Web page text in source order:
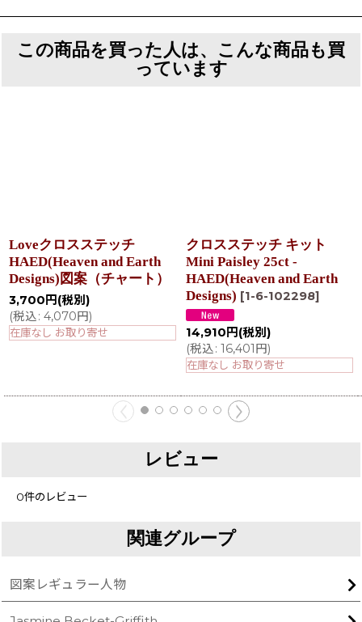
この商品を買った人は、こんな商品も買
っています
Loveクロスステッチ
HAED(Heaven and Earth
Designs)図案（チャート）
3,700 円 (税別)
(税込: 4,070円)
在庫なし お取り寄せ
クロスステッチ キット
Mini Paisley 25ct -
HAED(Heaven and Earth
Designs) [1-6-102298]
14,910 円 (税別)
(税込: 16,401円)
在庫なし お取り寄せ
レビュー
0件のレビュー
関連グループ
図案レギュラー人物